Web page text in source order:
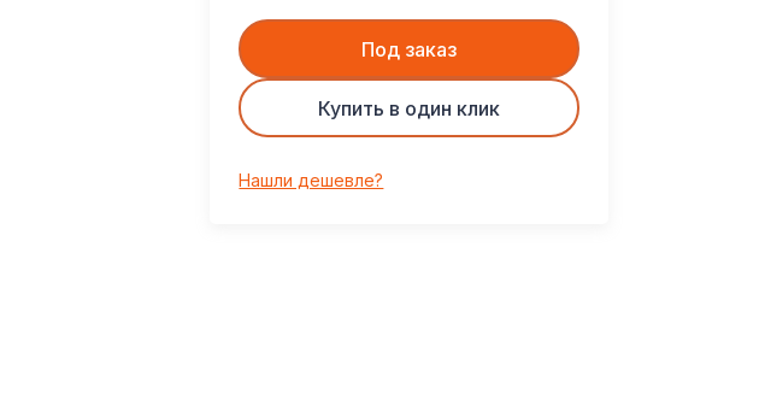
Под заказ
Купить в один клик
Нашли дешевле?